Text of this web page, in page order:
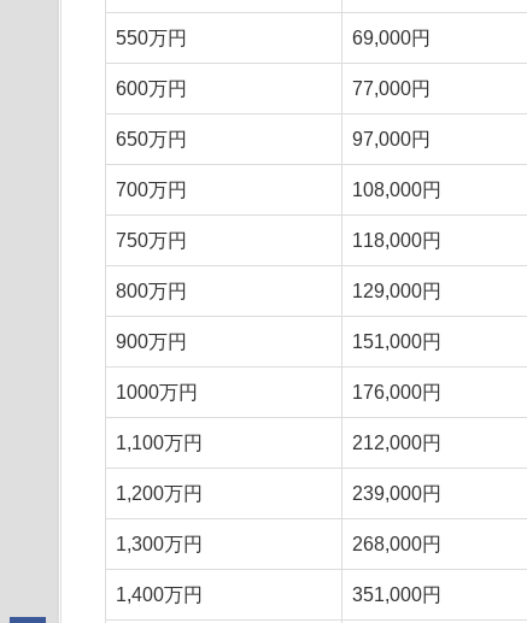
550万円 69,000円
600万円 77,000円
650万円 97,000円
700万円 108,000円
750万円 118,000円
800万円 129,000円
900万円 151,000円
1000万円 176,000円
1,100万円 212,000円
1,200万円 239,000円
1,300万円 268,000円
1,400万円 351,000円